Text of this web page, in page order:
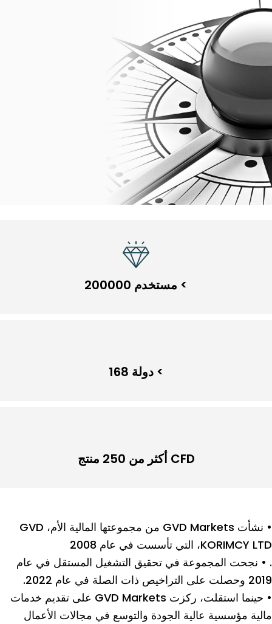
> مستخدم 200000
> دولة 168
CFD أكثر من 250 منتج
• نشأت GVD Markets من مجموعتها المالية الأم، GVD
KORIMCY LTD، التي تأسست في عام 2008
. • نجحت المجموعة في تحقيق التشغيل المستقل في عام
2019 وحصلت على التراخيص ذات الصلة في عام 2022.
• حينما استقلت، ركزت GVD Markets على تقديم خدمات
مالية مؤسسية عالية الجودة والتوسع في مجالات الأعمال